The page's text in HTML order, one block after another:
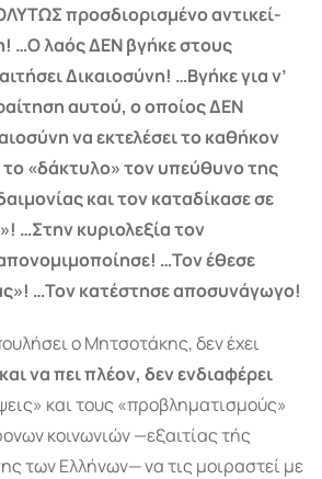
προσδιο­ρισμένο αντικεί­
…Ο λαός ΔΕΝ βγήκε στους
Δικαιοσύνη! …Βγήκε για ν’
αυτού, ο οποίος ΔΕΝ
να εκτελέσει το καθήκον
το «δάκτυλο» τον υπεύθυνο της
και τον καταδίκασε σε
…Στην κυριολεξία τον
…Τον έθεσε
…Τον κατέστησε αποσυνάγωγο!
ο Μητσοτάκης, δεν έχει
να πει πλέον, δεν ενδιαφέρει
και τους «προβληματισμούς»
κοινωνιών —εξαιτίας τής
των Ελλήνων— να τις μοιραστεί με